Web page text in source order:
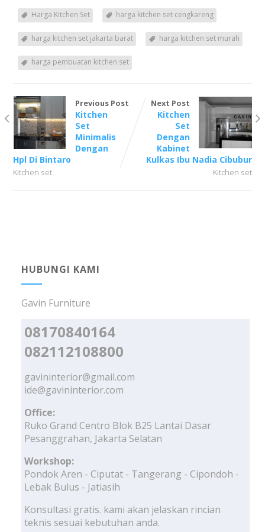
Harga Kitchen Set harga kitchen set cengkareng
harga kitchen set jakarta barat harga kitchen set murah
harga pembuatan kitchen set
Previous Post
Kitchen
Set
Minimalis
Dengan
Hpl Di Bintaro
Kitchen set
Next Post
Kitchen
Set
Dengan
Kabinet
Kulkas Ibu Nadia Cibubur
Kitchen set
HUBUNGI KAMI
Gavin Furniture
08170840164
082112108800
gavininterior@gmail.com
ide@gavininterior.com
Office:
Ruko Grand Centro Blok B25 Lantai Dasar
Pesanggrahan, Jakarta Selatan
Workshop:
Pondok Aren - Ciputat - Tangerang - Cipondoh -
Lebak Bulus - Jatiasih
Konsultasi gratis. kami akan jelaskan rincian
teknis sesuai kebutuhan anda.